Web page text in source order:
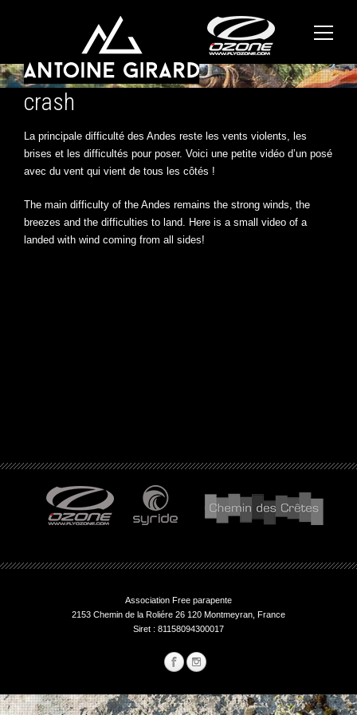
crash
La principale difficulté des Andes reste les vents violents, les
brises et les difficultés pour poser. Voici une petite vidéo d’un posé
avec du vent qui vient de tous les côtés !
The main difficulty of the Andes remains the strong winds, the
breezes and the difficulties to land. Here is a small video of a
landed with wind coming from all sides!
Association Free parapente
2153 Chemin de la Roliére 26 120 Montmeyran, France
Siret : 81158094300017